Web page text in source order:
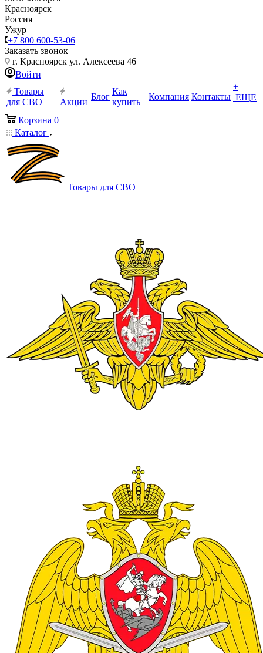
Красноярск
Россия
Ужур
+7 800 600-53-06
Заказать звонок
г. Красноярск ул. Алексеева 46
Войти
Товары
для СВО
Акции
Блог
Как
купить
Компания Контакты
+
ЕЩЕ
Корзина 0
Каталог
Товары для СВО